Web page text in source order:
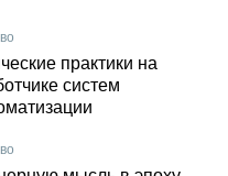
практики на
систем